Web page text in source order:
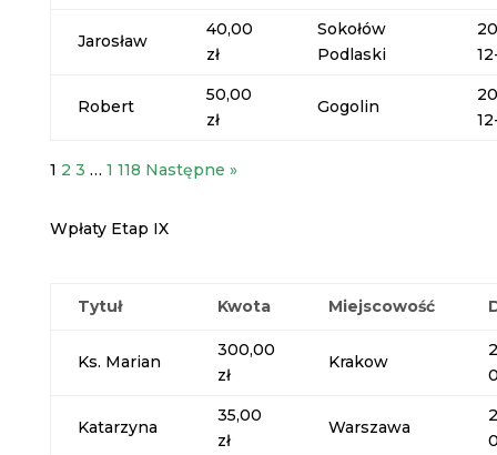
Jarosław
40,00
zł
Sokołów
Podlaski
Robert
50,00
zł
Gogolin
1 2 3 … 1 118 Następne »
Wpłaty Etap IX
Tytuł Kwota Miejscowość
Ks. Marian
300,00
zł
Krakow
Katarzyna
35,00
zł
Warszawa